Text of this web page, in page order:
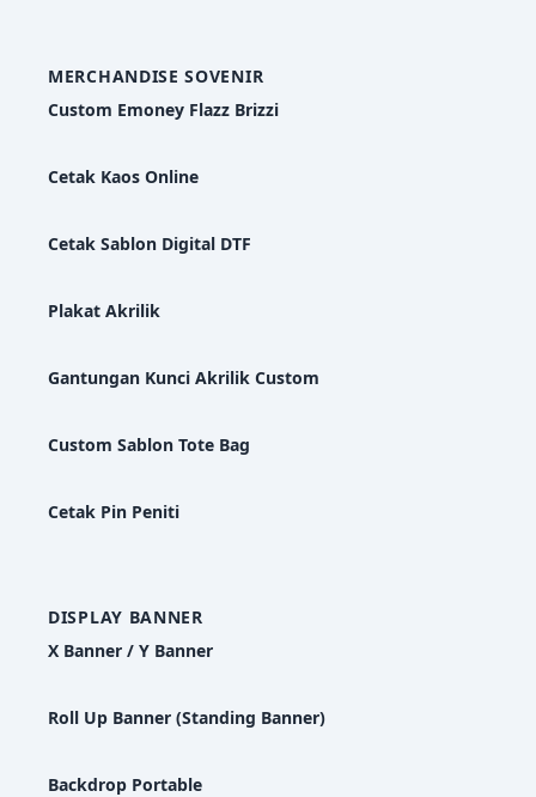
MERCHANDISE SOVENIR
Custom Emoney Flazz Brizzi
Cetak Kaos Online
Cetak Sablon Digital DTF
Plakat Akrilik
Gantungan Kunci Akrilik Custom
Custom Sablon Tote Bag
Cetak Pin Peniti
DISPLAY BANNER
X Banner / Y Banner
Roll Up Banner (Standing Banner)
Backdrop Portable